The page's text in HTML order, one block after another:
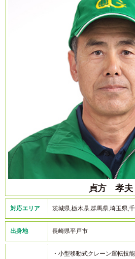
貞方 孝夫
対応エリア 茨城県,栃木県,群馬県,埼玉県,
出身地 長崎県平戸市
・小型移動式クレーン運転技